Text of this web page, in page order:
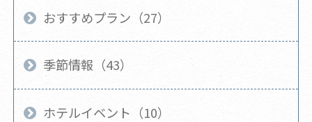
おすすめプラン（27）
季節情報（43）
ホテルイベント（10）